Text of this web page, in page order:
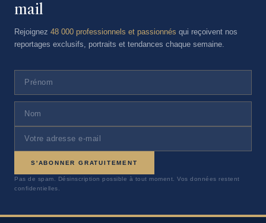
mail
Rejoignez 48 000 professionnels et passionnés qui reçoivent nos
reportages exclusifs, portraits et tendances chaque semaine.
S'ABONNER GRATUITEMENT
Pas de spam. Désinscription possible à tout moment. Vos données restent
confidentielles.